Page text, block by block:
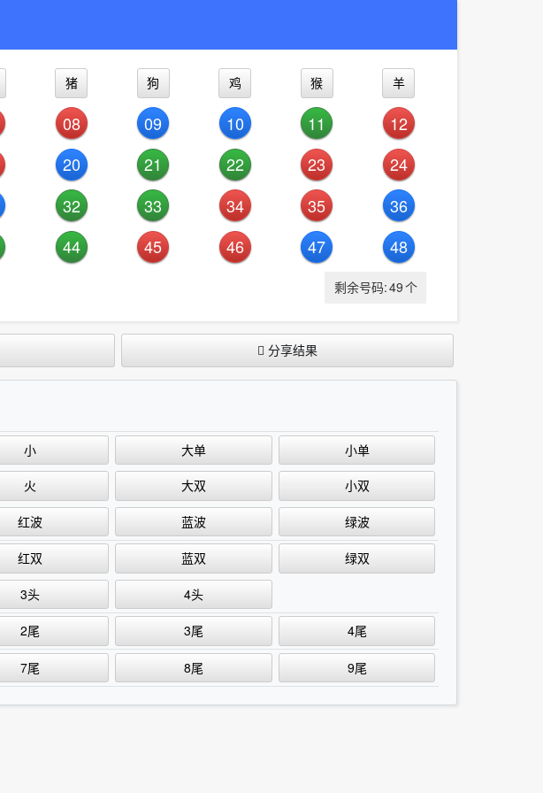
猪 狗 鸡 猴 羊
08 09 10 11
12
20 21 22 23
24
32 33 34 35
36
44 45 46 47
48
剩余号码:49个
分享结果
小 大单 小单
火 大双 小双
红波 蓝波 绿波
红双 蓝双 绿双
3头 4头
2尾 3尾 4尾
7尾 8尾 9尾